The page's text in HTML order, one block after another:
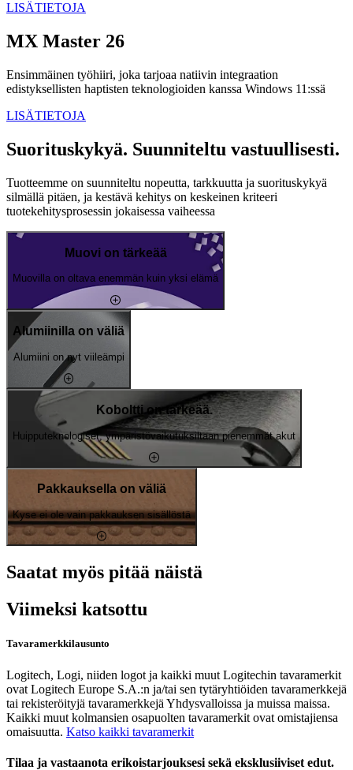
LISÄTIETOJA
MX Master 26
Ensimmäinen työhiiri, joka tarjoaa natiivin integraation
edistyksellisten haptisten teknologioiden kanssa Windows 11:ssä
LISÄTIETOJA
Suorituskykyä. Suunniteltu vastuullisesti.
Tuotteemme on suunniteltu nopeutta, tarkkuutta ja suorituskykyä
silmällä pitäen, ja kestävä kehitys on keskeinen kriteeri
tuotekehitysprosessin jokaisessa vaiheessa
Muovi on tärkeää
Muovilla on oltava enemmän kuin yksi elämä
Alumiinilla on väliä
Alumiini on nyt viileämpi
Koboltti on tärkeää.
Huipputeknologiset, ympäristövaikutuksiltaan pienemmät akut
Pakkauksella on väliä
Kyse ei ole vain pakkauksen sisällöstä
Saatat myös pitää näistä
Viimeksi katsottu
Tavaramerkkilausunto
Logitech, Logi, niiden logot ja kaikki muut Logitechin tavaramerkit
ovat Logitech Europe S.A.:n ja/tai sen tytäryhtiöiden tavaramerkkejä
tai rekisteröityjä tavaramerkkejä Yhdysvalloissa ja muissa maissa.
Kaikki muut kolmansien osapuolten tavaramerkit ovat omistajiensa
omaisuutta. Katso kaikki tavaramerkit
Tilaa ja vastaanota erikoistarjouksesi sekä eksklusiiviset edut.